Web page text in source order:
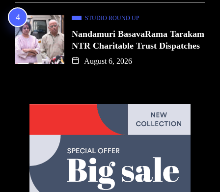
STUDIO ROUND UP
Nandamuri BasavaRama Tarakam
NTR Charitable Trust Dispatches
August 6, 2026